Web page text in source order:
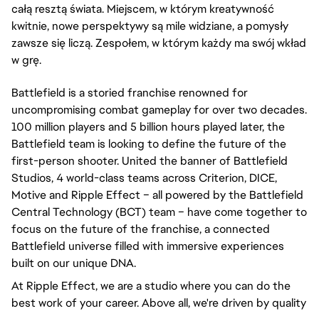
całą resztą świata. Miejscem, w którym kreatywność
kwitnie, nowe perspektywy są mile widziane, a pomysły
zawsze się liczą. Zespołem, w którym każdy ma swój wkład
w grę.
Battlefield is a storied franchise renowned for
uncompromising combat gameplay for over two decades.
100 million players and 5 billion hours played later, the
Battlefield team is looking to define the future of the
first-person shooter. United the banner of Battlefield
Studios, 4 world-class teams across Criterion, DICE,
Motive and Ripple Effect – all powered by the Battlefield
Central Technology (BCT) team – have come together to
focus on the future of the franchise, a connected
Battlefield universe filled with immersive experiences
built on our unique DNA.
At Ripple Effect, we are a studio where you can do the
best work of your career. Above all, we're driven by quality